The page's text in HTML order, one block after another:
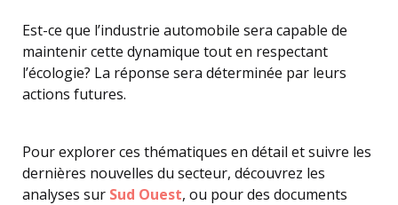
Est-ce que l’industrie automobile sera capable de
maintenir cette dynamique tout en respectant
l’écologie? La réponse sera déterminée par leurs
actions futures.
Pour explorer ces thématiques en détail et suivre les
dernières nouvelles du secteur, découvrez les
analyses sur Sud Ouest, ou pour des documents